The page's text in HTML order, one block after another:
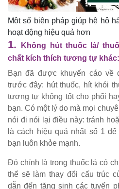
Một số biện pháp giúp hệ hô
hoạt động hiệu quả hơn
1.
Không hút thuốc lá/
chất kích thích tương tự khác:
Bạn đã được khuyến cáo về
trước đây: hút thuốc, hít khói
tương tự không tốt cho phổi
bạn. Có một lý do mà mọi
nói đi nói lại điều này: tránh
là cách hiệu quả nhất số 1
bạn luôn khỏe mạnh.
Đó chính là trong thuốc lá có
thể sẽ làm thay đổi cấu trúc
dẫn đến tăng sinh các tuyến